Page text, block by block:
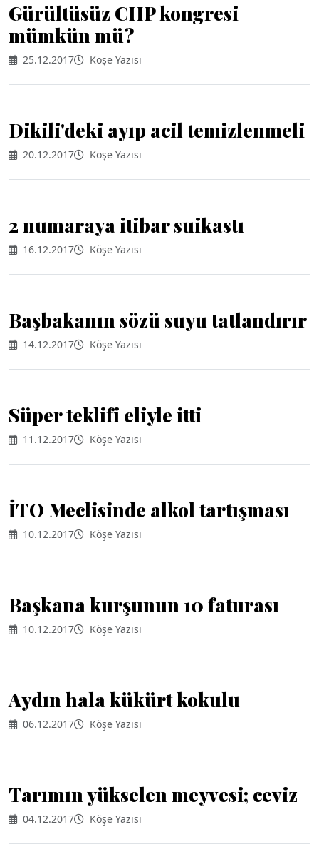
Gürültüsüz CHP kongresi
mümkün mü?
25.12.2017 Köşe Yazısı
Dikili'deki ayıp acil temizlenmeli
20.12.2017 Köşe Yazısı
2 numaraya itibar suikastı
16.12.2017 Köşe Yazısı
Başbakanın sözü suyu tatlandırır
14.12.2017 Köşe Yazısı
Süper teklifi eliyle itti
11.12.2017 Köşe Yazısı
İTO Meclisinde alkol tartışması
10.12.2017 Köşe Yazısı
Başkana kurşunun 10 faturası
10.12.2017 Köşe Yazısı
Aydın hala kükürt kokulu
06.12.2017 Köşe Yazısı
Tarımın yükselen meyvesi; ceviz
04.12.2017 Köşe Yazısı